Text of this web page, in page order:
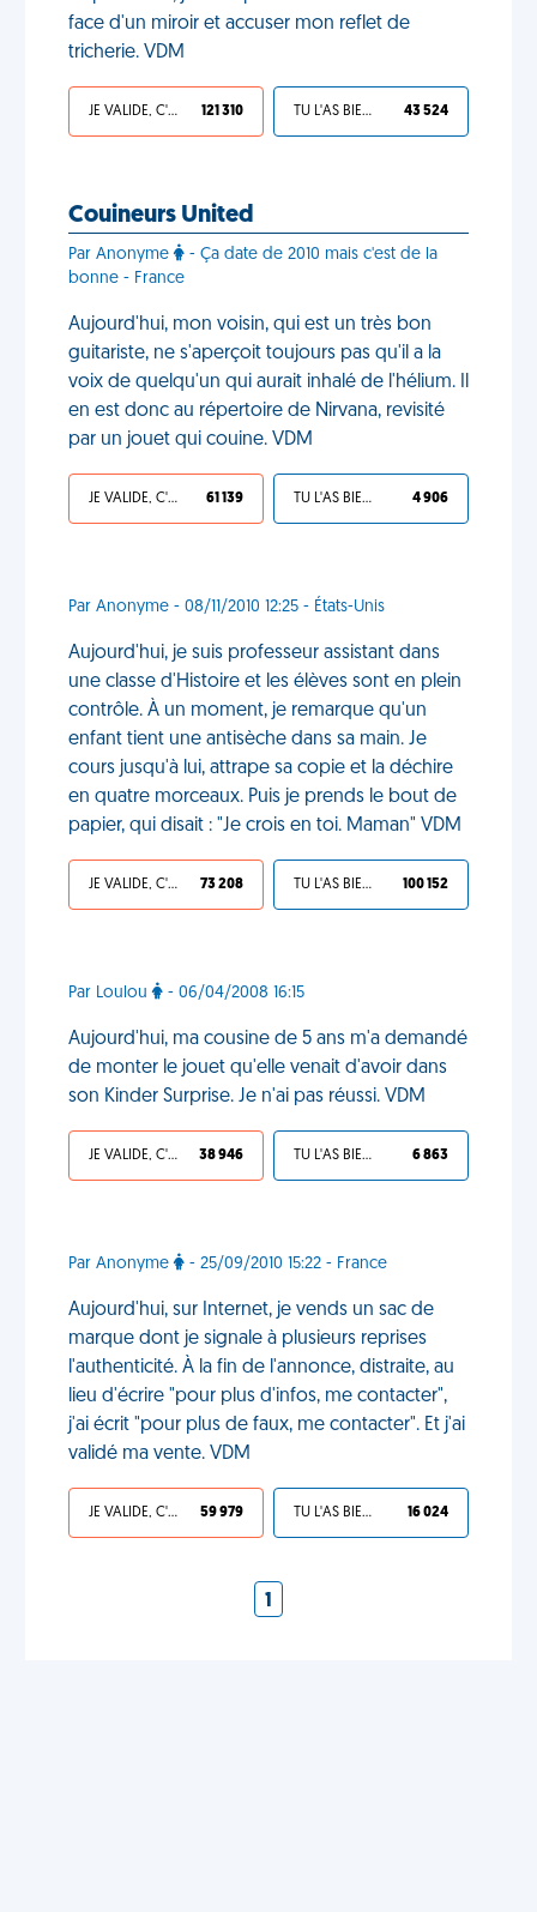
face d'un miroir et accuser mon reflet de
tricherie. VDM
JE VALIDE, C'EST UNE VDM 121 310 TU L'AS BIEN MÉRITÉ 43 524
Couineurs United
Par Anonyme
- Ça date de 2010 mais c'est de la
bonne - France
Aujourd'hui, mon voisin, qui est un très bon
guitariste, ne s'aperçoit toujours pas qu'il a la
voix de quelqu'un qui aurait inhalé de l'hélium. Il
en est donc au répertoire de Nirvana, revisité
par un jouet qui couine. VDM
JE VALIDE, C'EST UNE VDM 61 139 TU L'AS BIEN MÉRITÉ 4 906
Par Anonyme - 08/11/2010 12:25 - États-Unis
Aujourd'hui, je suis professeur assistant dans
une classe d'Histoire et les élèves sont en plein
contrôle. À un moment, je remarque qu'un
enfant tient une antisèche dans sa main. Je
cours jusqu'à lui, attrape sa copie et la déchire
en quatre morceaux. Puis je prends le bout de
papier, qui disait : "Je crois en toi. Maman" VDM
JE VALIDE, C'EST UNE VDM 73 208 TU L'AS BIEN MÉRITÉ 100 152
Par Loulou - 06/04/2008 16:15
Aujourd'hui, ma cousine de 5 ans m'a demandé
de monter le jouet qu'elle venait d'avoir dans
son Kinder Surprise. Je n'ai pas réussi. VDM
JE VALIDE, C'EST UNE VDM 38 946 TU L'AS BIEN MÉRITÉ 6 863
Par Anonyme - 25/09/2010 15:22 - France
Aujourd'hui, sur Internet, je vends un sac de
marque dont je signale à plusieurs reprises
l'authenticité. À la fin de l'annonce, distraite, au
lieu d'écrire "pour plus d'infos, me contacter",
j'ai écrit "pour plus de faux, me contacter". Et j'ai
validé ma vente. VDM
JE VALIDE, C'EST UNE VDM 59 979 TU L'AS BIEN MÉRITÉ 16 024
1